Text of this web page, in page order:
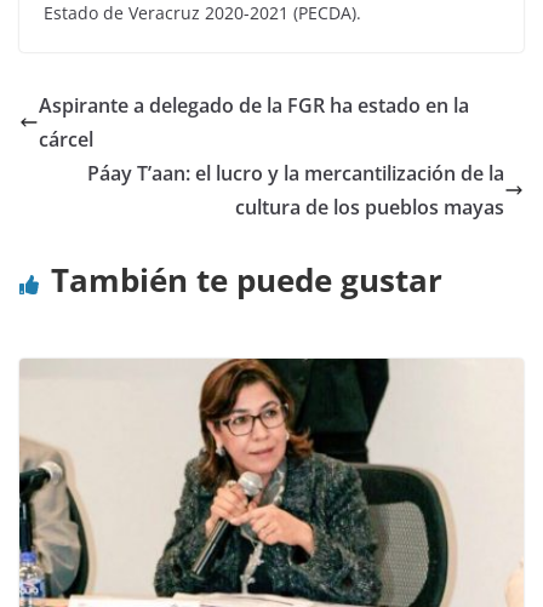
Estado de Veracruz 2020-2021 (PECDA).
Aspirante a delegado de la FGR ha estado en la
cárcel
Páay T’aan: el lucro y la mercantilización de la
cultura de los pueblos mayas
También te puede gustar